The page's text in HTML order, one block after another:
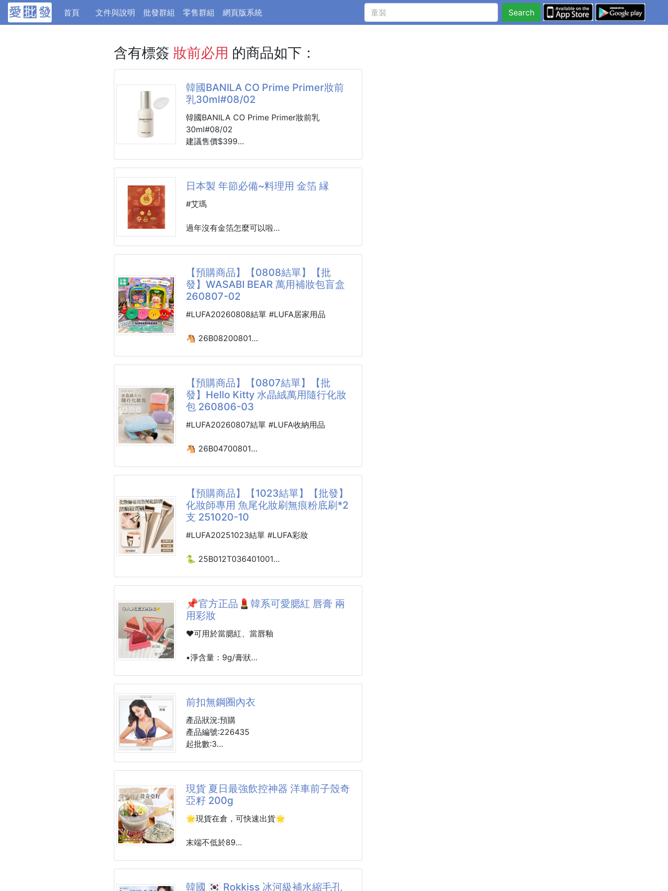
首頁(current)文件與說明 批發群組 零售群組 網頁版系統 Search
含有標簽 妝前必用 的商品如下：
韓國BANILA CO Prime Primer妝前
乳30ml#08/02
韓國BANILA CO Prime Primer妝前乳
30ml#08/02
建議售價$399
✘ 粉底越上越厚，毛孔凹凸反而像月球表面一
樣明顯...
在臉上鬧脾氣...
別再怪你的粉底液了！你只是少了一瓶
✨ 3大底妝神蹟，讓你體驗什麼叫「換一張
臉」：
毛孔隱形術： 清爽凝膠質地，一抹化開變成透
明光膜
瞬間填平凹凸毛孔，粗糙肌一秒變滑嫩豆腐
肌！
24H黃金油水平衡：
日本製 年節必備~料理用 金箔 縁
#艾瑪
過年沒有金箔怎麼可以啦
蒸蛋加上去 都可以變國宴~
金箔享受自古以來在日本流行的幸運圖案。
紋樣有五種：吉祥梅、葫蘆、小槌、達摩娃
將它漂浮在您的飲料、美食中並享受它吧！
【預購商品】【0808結單】【批
發】WASABI BEAR 萬用補妝包盲盒
260807-02
#LUFA20260808結單 #LUFA居家用品
🐴 26B08200801
隨機小方包1入＋隨機小圓鏡2入
可愛出擊｜隨身補妝｜小物收納｜拆盒驚喜
這款真的太適合喜歡可愛小物的人了！
合，拆開就有驚喜，出門帶著也超加分💚💗
錢、小藥品，小圓鏡則是補妝、整理瀏海、檢
查妝容的隨身好幫手。
一盒直接幫你配好1個小包＋2個小鏡子，實用
🎁盲盒內容物
✅隨機小方包1入
兩款不同造型隨機出貨，
【預購商品】【0807結單】【批
發】Hello Kitty 水晶絨萬用隨行化妝
包 260806-03
#LUFA20260807結單 #LUFA收納用品
🐴 26B04700801
✨水晶絨柔軟觸感｜👜輕巧好攜帶｜💄大容
量收納｜🎀HelloKitty可愛療癒
柔軟療癒×大容量收納×輕巧好攜帶
讓收納變得更可愛，也讓每次外出都更加便
🧸柔軟水晶絨材質
外型可愛，更兼具質感與實用性。
粉嫩配色搭配療癒造型，少女心瞬間爆發！無
論自用或送禮都十分討喜。
【預購商品】【1023結單】【批發】
化妝師專用 魚尾化妝刷無痕粉底刷*2
支 251020-10
#LUFA20251023結單 #LUFA彩妝
🐍 25B012T036401001
最絕的是它魚尾刷頭設計，刷毛排列超巧妙，
上粉底的時候，能把粉底均勻又輕薄地推開，
妝感清透得像天生好皮膚🥰
底就能鋪開全臉，再也不用心疼粉底液啦～
更厲害的是均勻服帖，不管是乾皮用的滋潤粉
底，還是油皮用的控油粉底，用它上妝都能牢
牢貼合皮膚，不會浮粉、卡粉👏
手柄設計也很舒服，握著順手，新手也能輕鬆
掌握，唰唰幾下就
📌官方正品💄韓系可愛腮紅 唇膏 兩
用彩妝
❤️可用於當腮紅、當唇釉
▪️淨含量：9g/膏狀
▪️生產企業生產許可證號：粵妝20160481
前扣無鋼圈內衣
產品狀況:預購
產品編號:226435
起批數:3
34/75C
36/80C
38/85C
42/95C
46/105C
50/115C
現貨 夏日最強飲控神器 洋車前子殼奇
亞籽 200g
🌟現貨在倉，可快速出貨🌟
末端不低於89
韓國 🇰🇷 Rokkiss 冰河級補水縮毛孔